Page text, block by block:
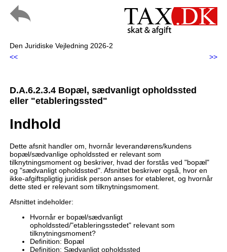
Den Juridiske Vejledning 2026-2
<<
>>
D.A.6.2.3.4 Bopæl, sædvanligt opholdssted
eller "etableringssted"
Indhold
Dette afsnit handler om, hvornår leverandørens/kundens
bopæl/sædvanlige opholdssted er relevant som
tilknytningsmoment og beskriver, hvad der forstås ved "bopæl"
og "sædvanligt opholdssted". Afsnittet beskriver også, hvor en
ikke-afgiftspligtig juridisk person anses for etableret, og hvornår
dette sted er relevant som tilknytningsmoment.
Afsnittet indeholder:
Hvornår er bopæl/sædvanligt
opholdssted/"etableringsstedet" relevant som
tilknytningsmoment?
Definition: Bopæl
Definition: Sædvanligt opholdssted